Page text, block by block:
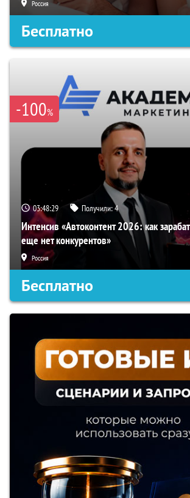
Россия
Бесплатно
-100%
03:48:28 Получили:4
Интенсив «Автоконтент 2026: как
еще нет конкурентов»
Россия
Бесплатно